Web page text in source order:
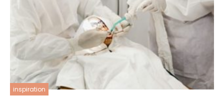
inspiration